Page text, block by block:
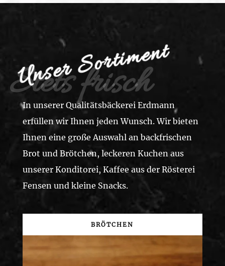
Stets frisch
Unser Sortiment
In unserer Qualitätsbäckerei Erdmann
erfüllen wir Ihnen jeden Wunsch. Wir bieten
Ihnen eine große Auswahl an backfrischen
Brot und Brötchen, leckeren Kuchen aus
unserer Konditorei, Kaffee aus der Rösterei
Fensen und kleine Snacks.
BRÖTCHEN